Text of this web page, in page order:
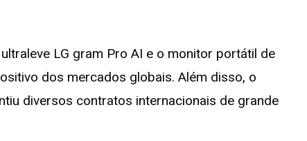
LG gram Pro AI e o monitor portátil de
dos mercados globais. Além disso, o
diversos contratos internacionais de grande